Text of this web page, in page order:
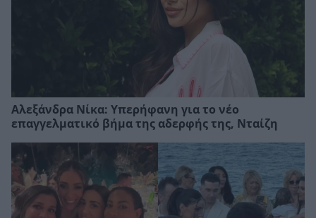
Αλεξάνδρα Νίκα: Υπερήφανη για το νέο
επαγγελματικό βήμα της αδερφής της, Νταίζη